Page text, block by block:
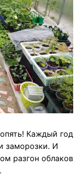
Каждый год
заморозки. И
разгон облаков